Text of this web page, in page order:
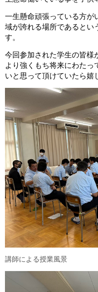
一生懸命頑張っている方が
域が誇れる場所であるとい
す。
今回参加された学生の皆様
より強くもち将来にわたっ
いと思って頂けていたら嬉
講師による授業風景